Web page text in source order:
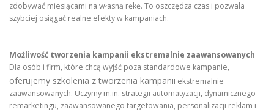
zdobywać miesiącami na własną rękę. To oszczędza czas i pozwala
szybciej osiągać realne efekty w kampaniach.
Możliwość tworzenia kampanii ekstremalnie zaawansowanych
Dla osób i firm, które chcą wyjść poza standardowe kampanie,
oferujemy szkolenia z tworzenia kampanii ekstremalnie
zaawansowanych. Uczymy m.in. strategii automatyzacji, dynamicznego
remarketingu, zaawansowanego targetowania, personalizacji reklam i